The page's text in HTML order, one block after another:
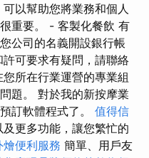
以幫助您將業務和個人
重要。 - 客製化餐飲 有
公司的名義開設銀行帳
可要求有疑問，請聯絡
所在行業運營的專業組
題。 對於我的新按摩業
訂軟體程式了。 值得信
更多功能，讓您繁忙的
燴便利服務 簡單、用戶友